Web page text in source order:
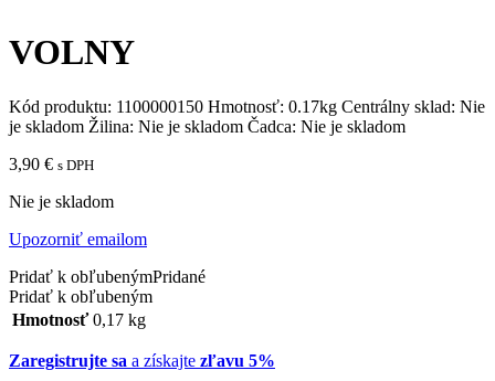
VOLNY
Kód produktu: 1100000150 Hmotnosť: 0.17kg Centrálny sklad: Nie
je skladom Žilina: Nie je skladom Čadca: Nie je skladom
3,90 € s DPH
Nie je skladom
Upozorniť emailom
Pridať k obľubenýmPridané
Pridať k obľubeným
Hmotnosť 0,17 kg
Zaregistrujte sa a získajte zľavu 5%